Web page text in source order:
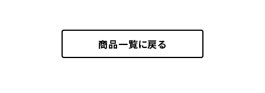
商品一覧に戻る